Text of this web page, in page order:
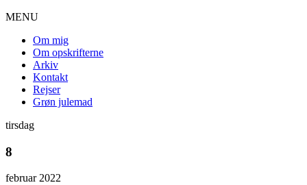
MENU
Om mig
Om opskrifterne
Arkiv
Kontakt
Rejser
Grøn julemad
tirsdag
8
februar 2022